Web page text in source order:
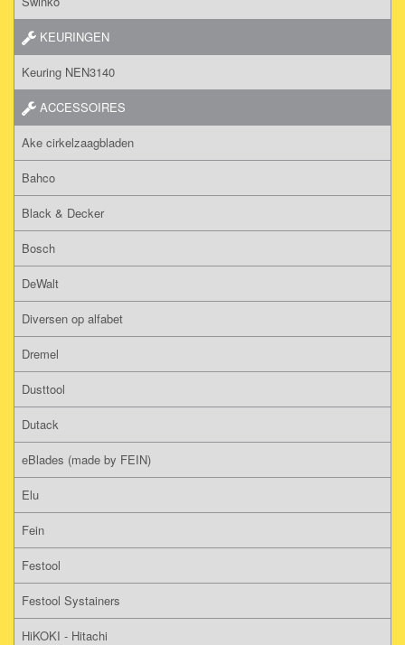
KEURINGEN
Keuring NEN3140
ACCESSOIRES
Ake cirkelzaagbladen
Bahco
Black & Decker
Bosch
DeWalt
Diversen op alfabet
Dremel
Dusttool
Dutack
eBlades (made by FEIN)
Elu
Fein
Festool
Festool Systainers
HiKOKI - Hitachi